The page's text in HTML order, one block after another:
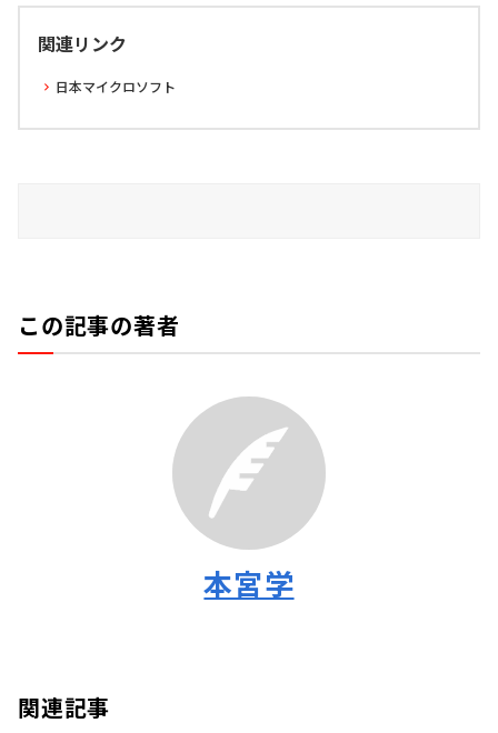
関連リンク
日本マイクロソフト
この記事の著者
本宮学
関連記事